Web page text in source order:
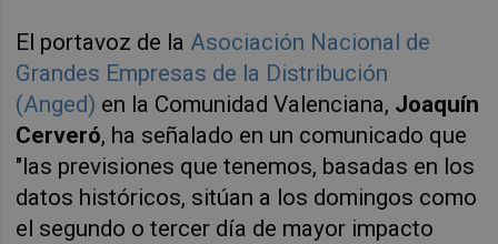
El portavoz de la Asociación Nacional de
Grandes Empresas de la Distribución
(Anged) en la Comunidad Valenciana, Joaquín
Cerveró, ha señalado en un comunicado que
"las previsiones que tenemos, basadas en los
datos históricos, sitúan a los domingos como
el segundo o tercer día de mayor impacto